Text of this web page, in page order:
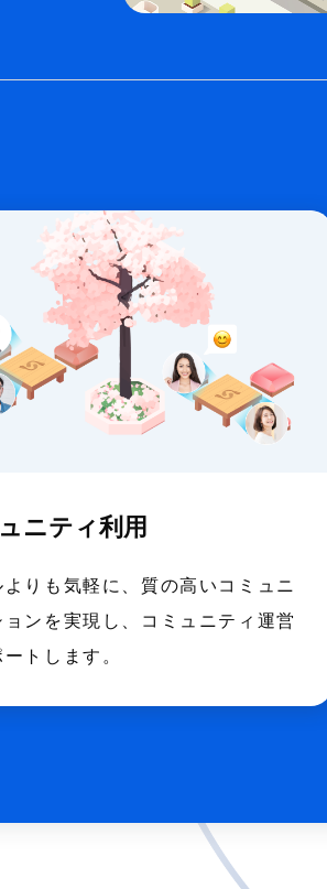
ニティ利用
よりも気軽に、質の高いコミュニ
ョンを実現し、コミュニティ運営
トします。